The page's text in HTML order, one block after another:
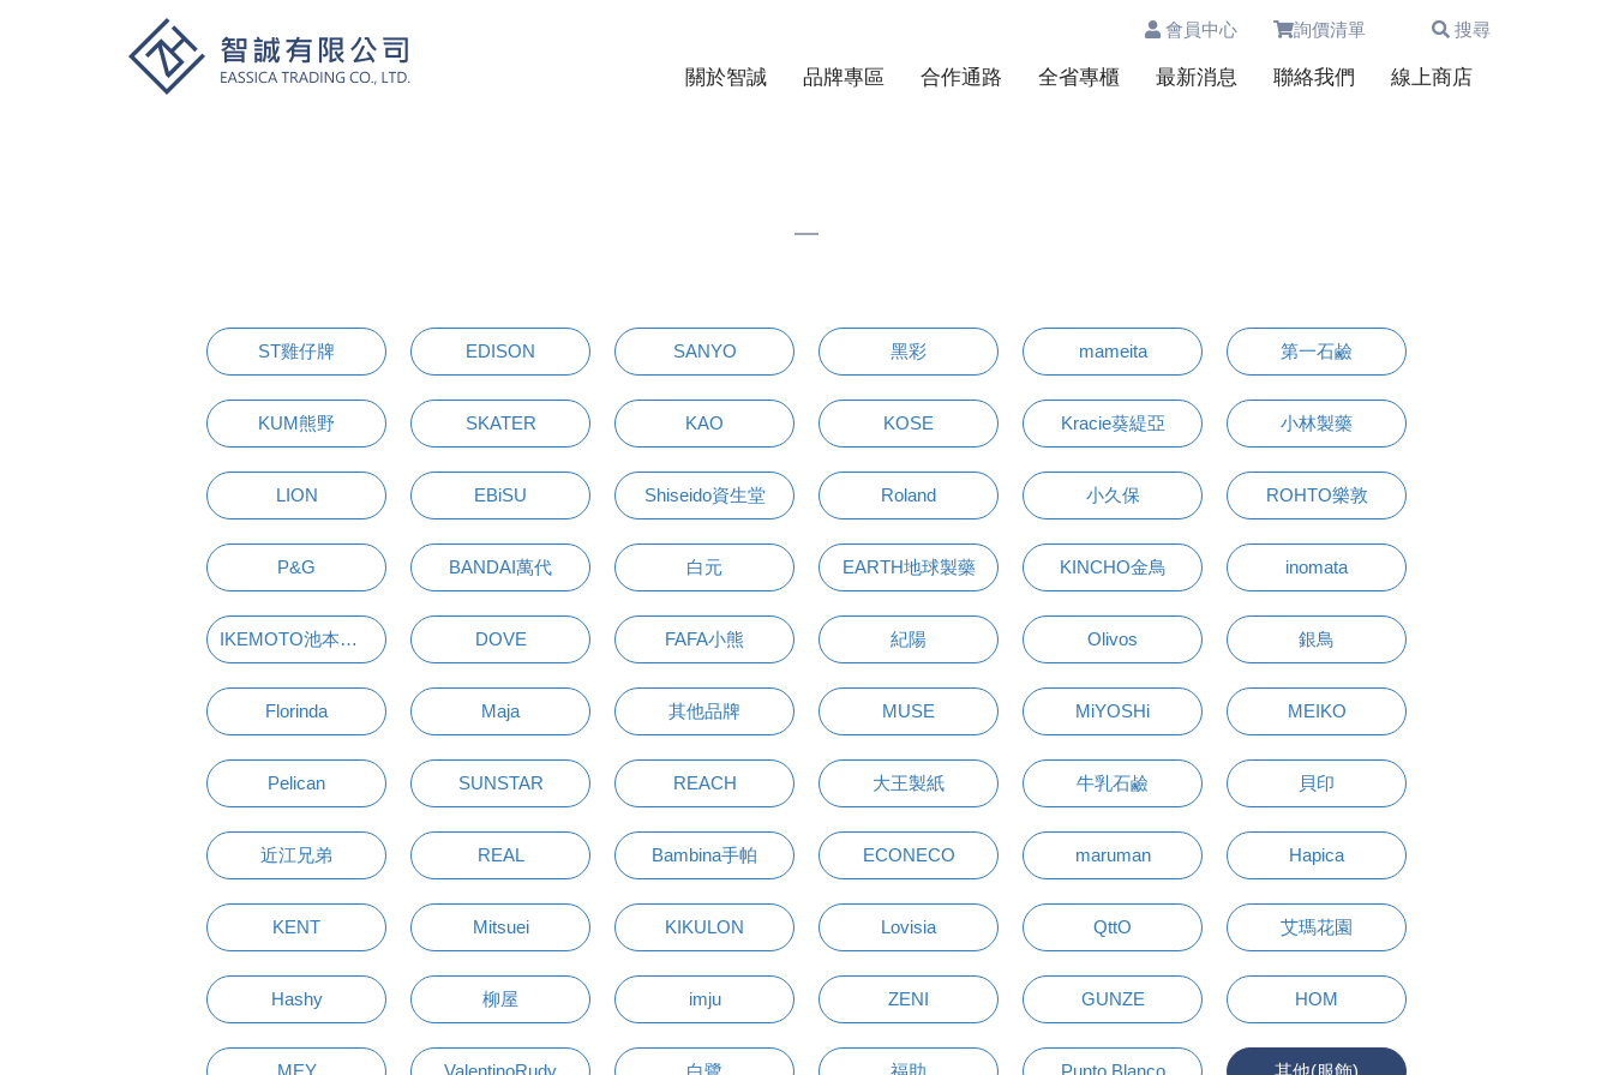
會員中心 詢價清單 搜尋
關於智誠 品牌專區 合作通路 全省專櫃 最新消息 聯絡我們 線上商店
ST雞仔牌 EDISON SANYO 黑彩 mameita 第一石鹼
KUM熊野 SKATER KAO KOSE Kracie葵緹亞 小林製藥
LION EBiSU Shiseido資生堂 Roland 小久保 ROHTO樂敦
P&G BANDAI萬代 白元 EARTH地球製藥 KINCHO金鳥 inomata
IKEMOTO池本刷子 DOVE FAFA小熊 紀陽 Olivos 銀鳥
Florinda Maja 其他品牌 MUSE MiYOSHi MEIKO
Pelican SUNSTAR REACH 大王製紙 牛乳石鹼 貝印
近江兄弟 REAL Bambina手帕 ECONECO maruman Hapica
KENT Mitsuei KIKULON Lovisia QttO 艾瑪花園
Hashy 柳屋 imju ZENI GUNZE HOM
MEY ValentinoRudy 白鷺 福助 Punto Blanco 其他(服飾)